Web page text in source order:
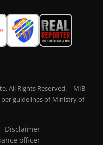
All Rights Reserved. | MIB
guidelines of Ministry of
Disclaimer
officer